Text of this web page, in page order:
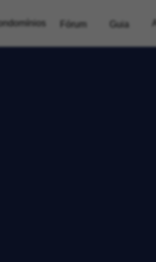
Fórum Guia